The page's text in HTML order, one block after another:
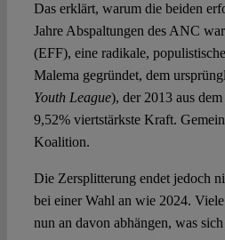
Das erklärt, warum die beiden
Jahre Abspaltungen des ANC
(EFF), eine radikale,
Malema gegründet, dem
Youth League), der 2013 aus
9,52% viertstärkste Kraft.
Koalition.
Die Zersplitterung endet jedoch
bei einer Wahl an wie 2024.
nun an davon abhängen, was